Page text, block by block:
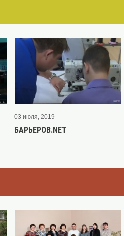
03 июля, 2019
БАРЬЕРОВ.NET